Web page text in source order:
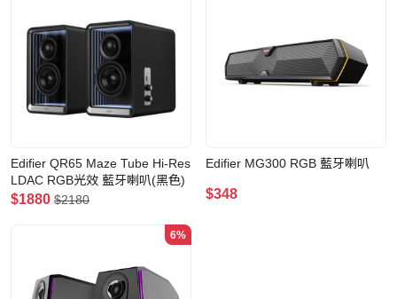
Edifier QR65 Maze Tube Hi-Res
LDAC RGB光效 藍牙喇叭(黑色)
$1880 $2180
Edifier MG300 RGB 藍牙喇叭
$348
6%